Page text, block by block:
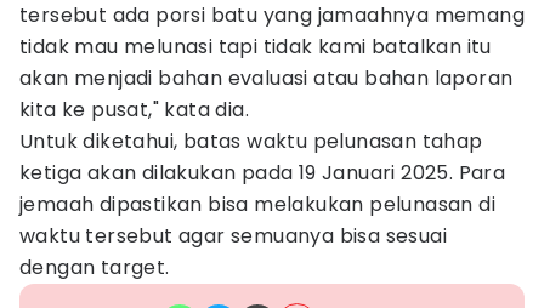
tersebut ada porsi batu yang jamaahnya memang
tidak mau melunasi tapi tidak kami batalkan itu
akan menjadi bahan evaluasi atau bahan laporan
kita ke pusat," kata dia.
Untuk diketahui, batas waktu pelunasan tahap
ketiga akan dilakukan pada 19 Januari 2025. Para
jemaah dipastikan bisa melakukan pelunasan di
waktu tersebut agar semuanya bisa sesuai
dengan target.